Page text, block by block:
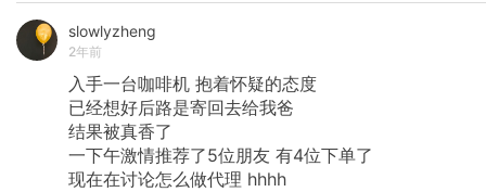
slowlyzheng
2年前
入手一台咖啡机 抱着怀疑的态度
已经想好后路是寄回去给我爸
结果被真香了
一下午激情推荐了5位朋友 有4位下单了
现在在讨论怎么做代理 hhhh